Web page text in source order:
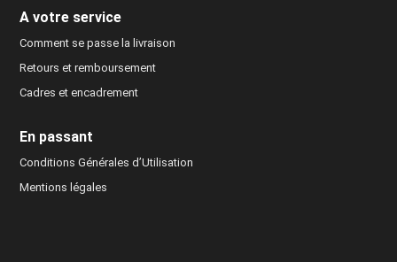
A votre service
Comment se passe la livraison
Retours et remboursement
Cadres et encadrement
En passant
Conditions Générales d’Utilisation
Mentions légales